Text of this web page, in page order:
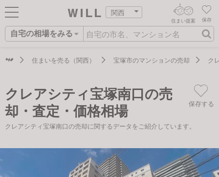
関西
ログイン
新規会員登録
住まいをさがす
住まいを売る
住まいをつくる
保存
住まい提案
自宅の相場をみる
住まいをさがす
住まい事例をさが
AIウィルくんの提案
AI住まい提案を受ける
AI査定・チャット相談する
不動産エージェントの提案
相場データを依頼する
住まいを売る（関西） 宝塚市のマンションの売却 ク
クレアシティ宝塚南口の売
却・査定・価格相場
保存する
クレアシティ宝塚南口の売却に関するデータをご紹介しています。